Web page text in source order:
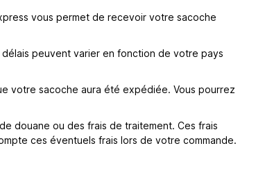
vous permet de recevoir votre sacoche
peuvent varier en fonction de votre pays
votre sacoche aura été expédiée. Vous pourrez
douane ou des frais de traitement. Ces frais
ces éventuels frais lors de votre commande.